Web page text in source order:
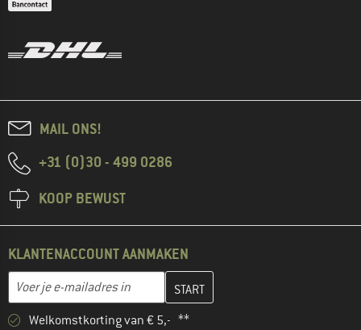
MAIL ONS!
+31 (0)30 - 499 0286
KOOP BEWUST
KLANTENACCOUNT AANMAKEN
E-mailadres
Vul je e-mailadres hier in en maak in de volgende stap je
Welkomstkorting van € 5,- **